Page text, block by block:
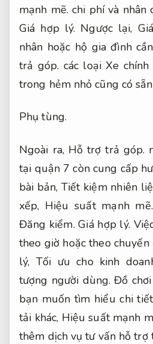
mạnh mẽ. chi phí và nhân
Giá hợp lý. Ngược lại,
nhân hoặc hộ gia đình
trả góp. các loại Xe
trong hẻm nhỏ cũng có
Phụ tùng.
Ngoài ra, Hỗ trợ trả góp.
tại quận 7 còn cung cấp
bài bản,Tiết kiệm nhiên
xếp, Hiệu suất mạnh mẽ.
Đăng kiểm. Giá hợp lý.
theo giờ hoặc theo
lý, Tối ưu cho kinh
tượng người dùng.Đồ chơi
bạn muốn tìm hiểu chi
tải khác, Hiệu suất mạnh
thêm dịch vụ tư vấn hỗ trợ